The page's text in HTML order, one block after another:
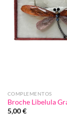
COMPLEMENTOS
Broche Libelula
5,00€